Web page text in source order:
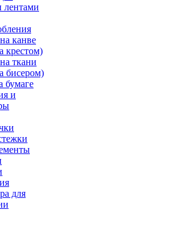
канве
крестом)
ткани
бисером)
бумаге
и
для